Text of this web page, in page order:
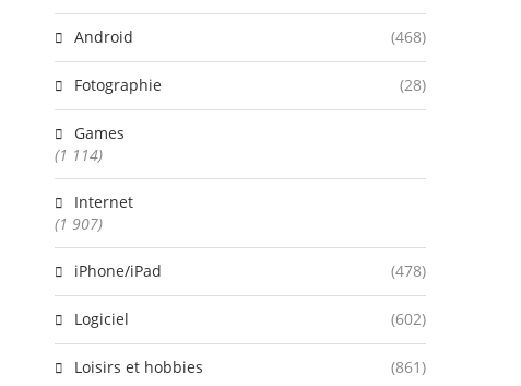
Android (468)
Fotographie (28)
Games
(1 114)
Internet
(1 907)
iPhone/iPad (478)
Logiciel (602)
Loisirs et hobbies (861)